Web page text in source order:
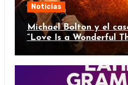
Noticias
Michael Bolton y el
“Love Is a Wonderful